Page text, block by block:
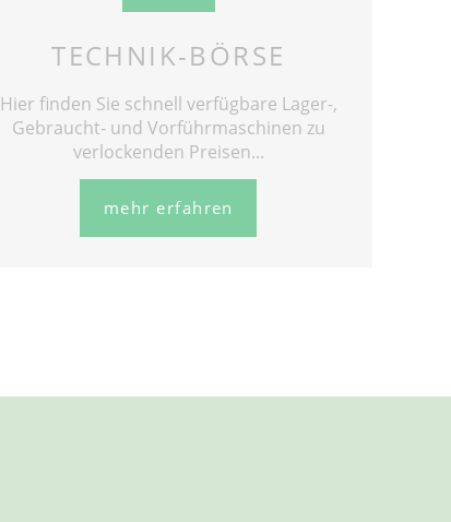
TECHNIK-BÖRSE
Hier finden Sie schnell verfügbare Lager-,
Gebraucht- und Vorführmaschinen zu
verlockenden Preisen...
mehr erfahren